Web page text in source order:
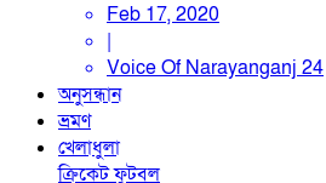
Feb 17, 2020
|
Voice Of Narayanganj 24
অনুসন্ধান
ভ্রমণ
খেলাধুলা
ক্রিকেটফুটবল